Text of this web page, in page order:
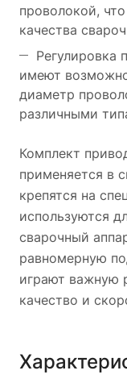
проволокой,
качества
Регулировка
имеют
диаметр
различными
Комплект
применяется в
крепятся на
используются
сварочный
равномерную
играют важную
качество и